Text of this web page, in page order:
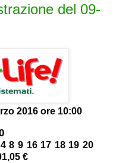
del 09-
2016 ore 10:00
8 9 16 17 18 19 20
€